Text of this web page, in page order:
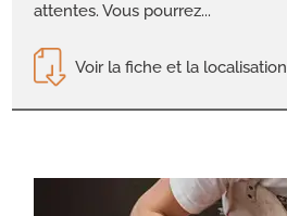
attentes. Vous pourrez...
Voir la fiche et la localisation